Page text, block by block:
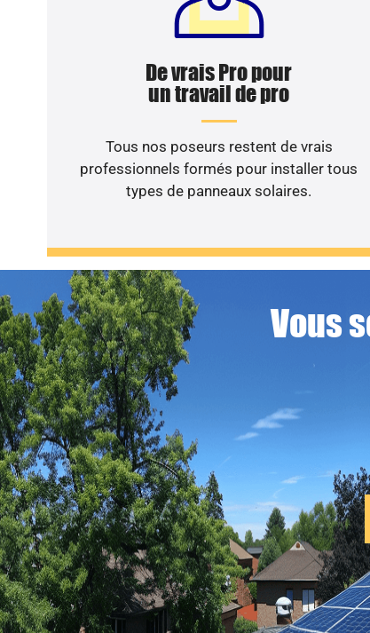
De vrais Pro pour
un travail de pro
Tous nos poseurs restent de vrais
professionnels formés pour installer tous
types de panneaux solaires.
Vous